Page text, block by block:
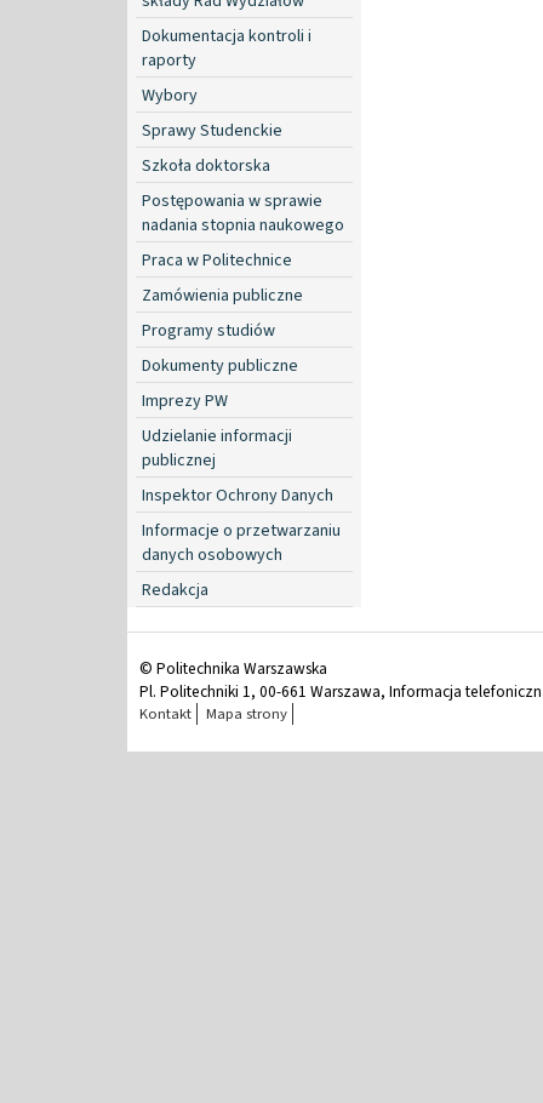
Dokumentacja kontroli i
raporty
Wybory
Sprawy Studenckie
Szkoła doktorska
Postępowania w sprawie
nadania stopnia naukowego
Praca w Politechnice
Zamówienia publiczne
Programy studiów
Dokumenty publiczne
Imprezy PW
Udzielanie informacji
publicznej
Inspektor Ochrony Danych
Informacje o przetwarzaniu
danych osobowych
Redakcja
© Politechnika Warszawska
Pl. Politechniki 1, 00-661 Warszawa, Informacja
Kontakt Mapa strony